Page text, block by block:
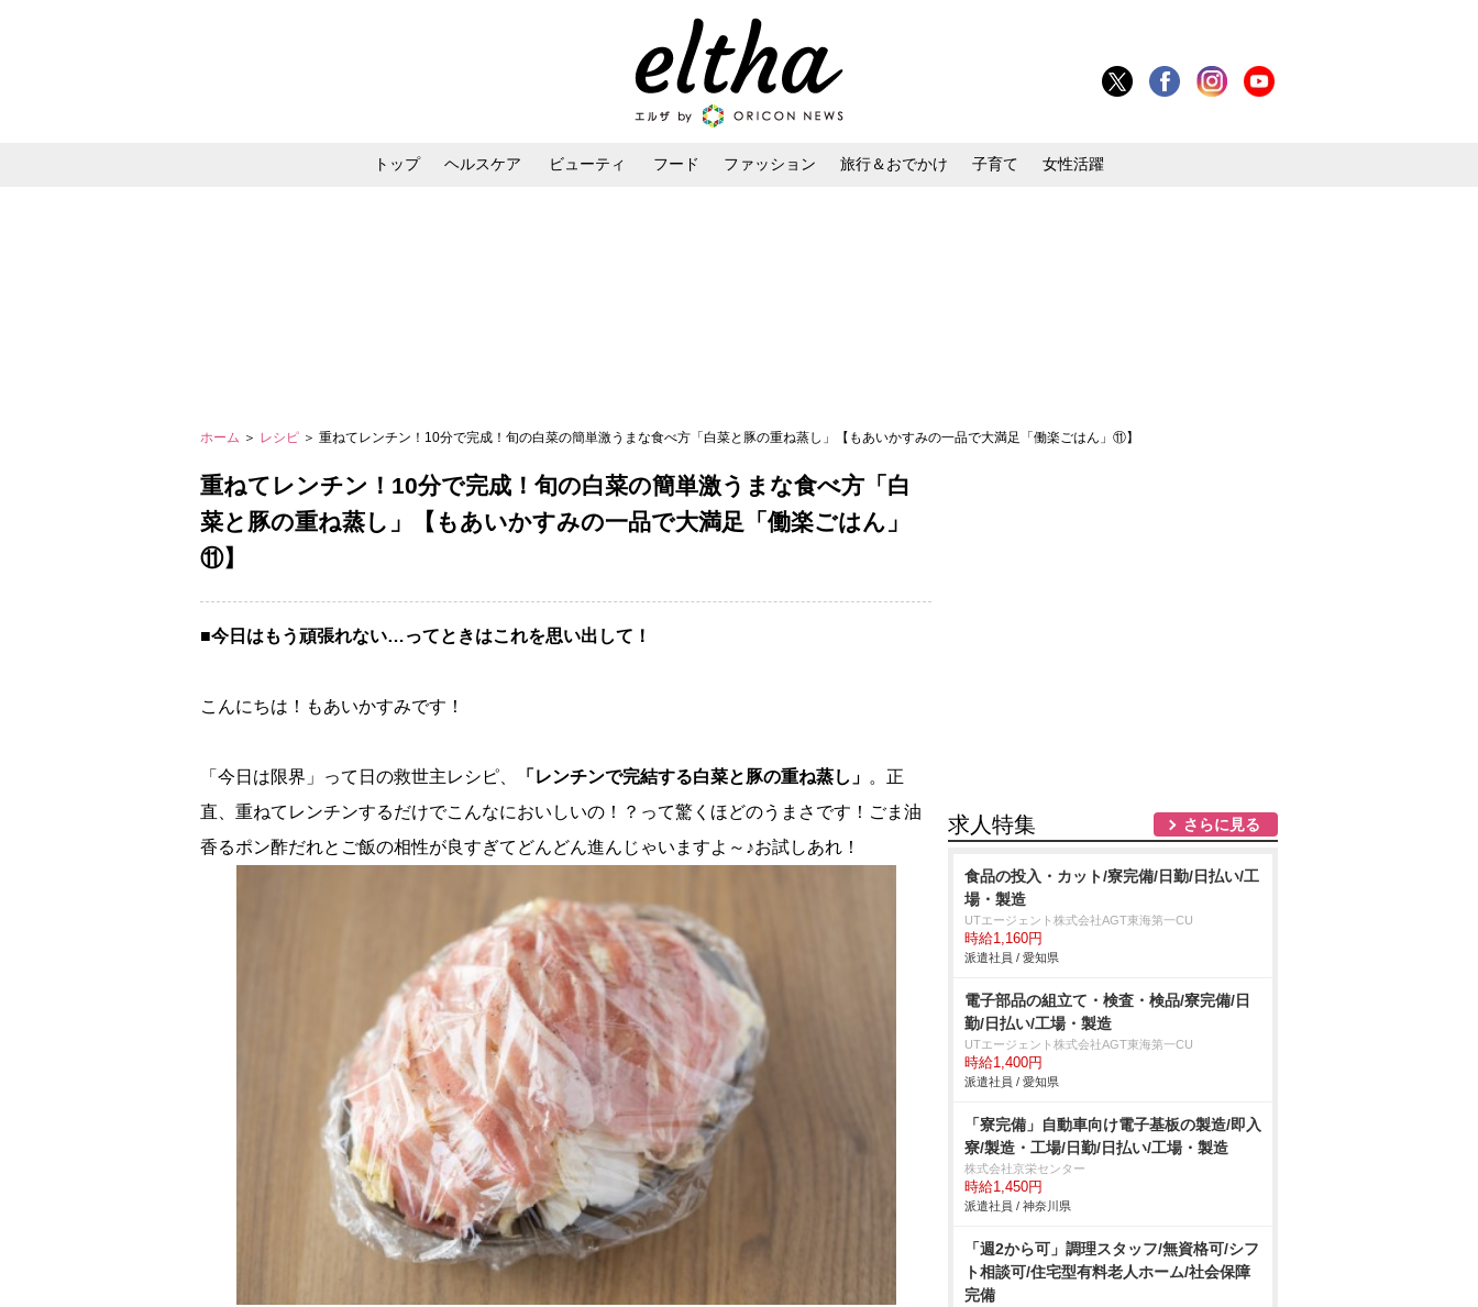
トップ ヘルスケア ビューティ フード ファッション 旅行＆おでかけ 子育て 女性活躍
ホーム ＞ レシピ ＞ 重ねてレンチン！10分で完成！旬の白菜の簡単激うまな食べ方「白菜と豚の重ね蒸し」【もあいかすみの一品で大満足「働楽ごはん」⑪】
重ねてレンチン！10分で完成！旬の白菜の簡単激うまな食べ方「白
菜と豚の重ね蒸し」【もあいかすみの一品で大満足「働楽ごはん」
⑪】
■今日はもう頑張れない…ってときはこれを思い出して！
こんにちは！もあいかすみです！
「今日は限界」って日の救世主レシピ、 「レンチンで完結する白菜と豚の重ね蒸し」 。正
直、重ねてレンチンするだけでこんなにおいしいの！？って驚くほどのうまさです！ごま油
香るポン酢だれとご飯の相性が良すぎてどんどん進んじゃいますよ～♪お試しあれ！
求人特集 さらに見る
食品の投入・カット/寮完備/日勤/日払い/工
場・製造
UTエージェント株式会社AGT東海第一CU
時給1,160円
派遣社員 / 愛知県
電子部品の組立て・検査・検品/寮完備/日
勤/日払い/工場・製造
UTエージェント株式会社AGT東海第一CU
時給1,400円
派遣社員 / 愛知県
「寮完備」自動車向け電子基板の製造/即入
寮/製造・工場/日勤/日払い/工場・製造
株式会社京栄センター
時給1,450円
派遣社員 / 神奈川県
「週2から可」調理スタッフ/無資格可/シフ
ト相談可/住宅型有料老人ホーム/社会保障
完備